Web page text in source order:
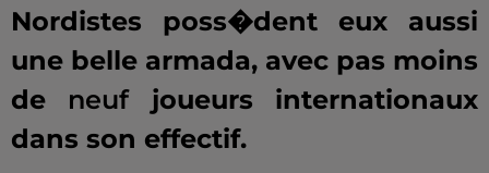
Nordistes poss�dent eux aussi
une belle armada, avec pas moins
de neufjoueurs internationaux
dans son effectif.